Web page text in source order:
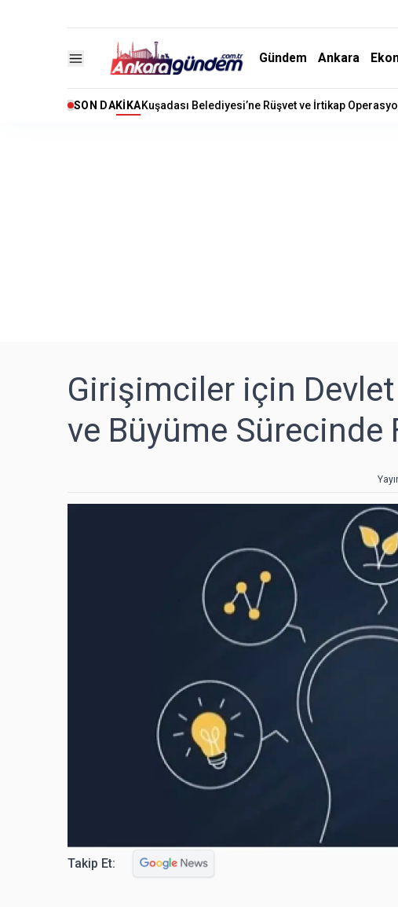
Gündem Ankara
SON DAKIKAKuşadası Belediyesi’ne Rüşvet ve İrtikap
Girişimciler için
ve Büyüme Sürecinde
Takip Et: